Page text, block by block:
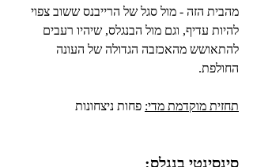
מהבית הזה - מול סגל של הרייבנס ששוב צפוי
להיות עדיף, וגם מול הבנגלס, שיהיו רעבים
להתאושש מהאכזבה הגדולה של העונה
החולפת.
תחזית מוקדמת מדי: פחות ניצחונות
סינסינטי בנגלס: